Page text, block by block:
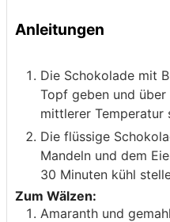
Anleitungen
Die Schokolade mit
Topf geben und
mittlerer Temperatur
Die flüssige
Mandeln und dem
30 Minuten kühl
Zum Wälzen:
Amaranth und